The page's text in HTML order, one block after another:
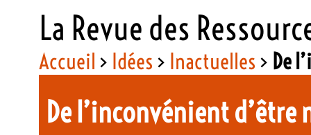
La Revue des
Accueil > Idées > Inactuelles > De
De l’inconvénient d’être